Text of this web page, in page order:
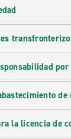
por
de
la licencia de